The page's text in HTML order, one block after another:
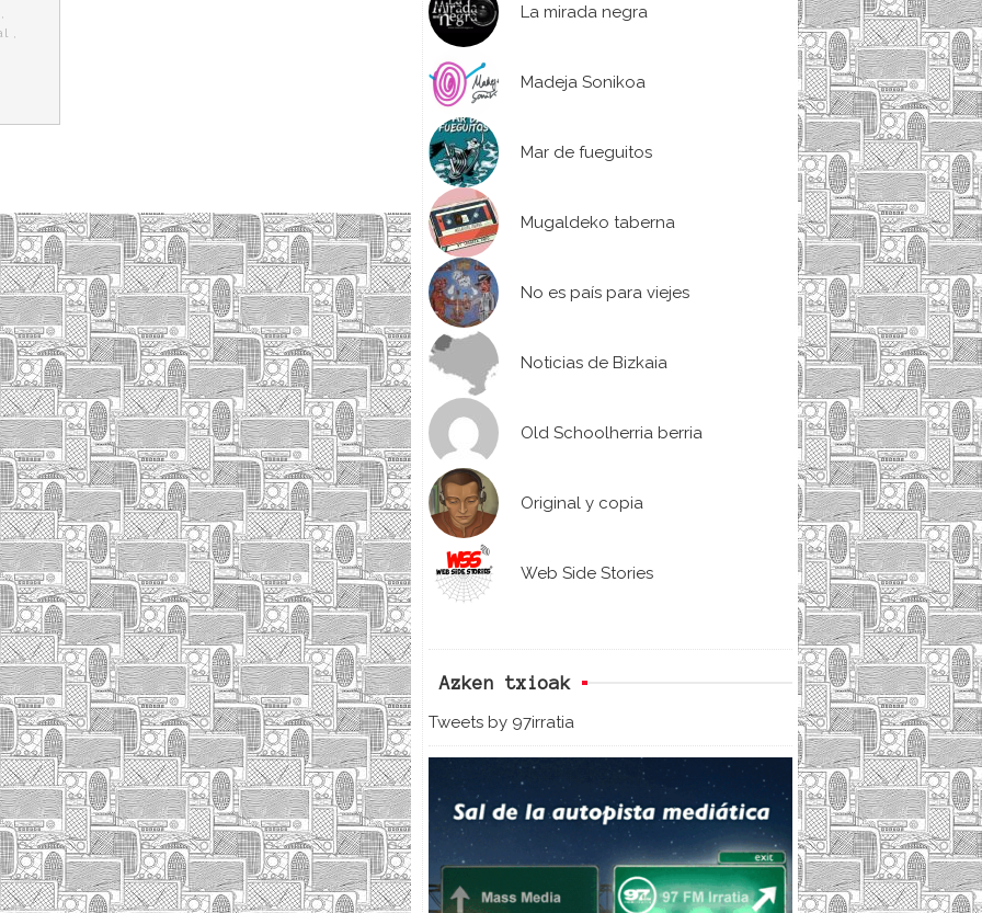
La mirada negra
Madeja Sonikoa
Mar de fueguitos
Mugaldeko taberna
No es país para viejes
Noticias de Bizkaia
Old Schoolherria berria
Original y copia
Web Side Stories
Azken txioak
Tweets by 97irratia
,
,